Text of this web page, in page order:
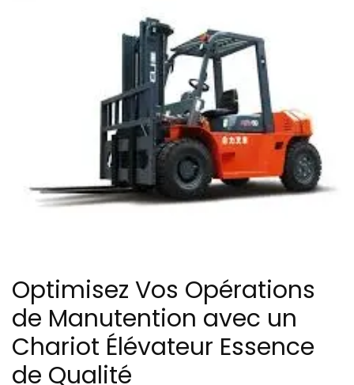
Optimisez Vos Opérations
de Manutention avec un
Chariot Élévateur Essence
de Qualité